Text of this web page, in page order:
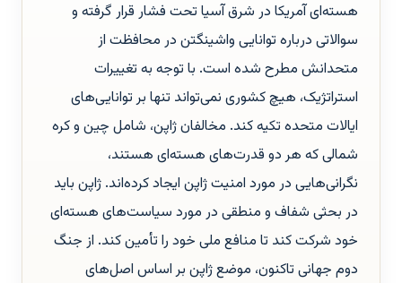
هسته‌ای آمریکا در شرق آسیا تحت فشار قرار گرفته و
سوالاتی درباره توانایی واشینگتن در محافظت از
متحدانش مطرح شده است. با توجه به تغییرات
استراتژیک، هیچ کشوری نمی‌تواند تنها بر توانایی‌های
ایالات متحده تکیه کند. مخالفان ژاپن، شامل چین و کره
شمالی که هر دو قدرت‌های هسته‌ای هستند،
نگرانی‌هایی در مورد امنیت ژاپن ایجاد کرده‌اند. ژاپن باید
در بحثی شفاف و منطقی در مورد سیاست‌های هسته‌ای
خود شرکت کند تا منافع ملی خود را تأمین کند. از جنگ
دوم جهانی تاکنون، موضع ژاپن بر اساس اصل‌های